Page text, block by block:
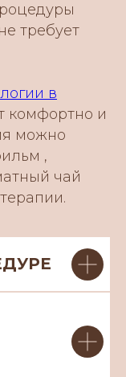
требует
в
комфортно и
можно
,
чай